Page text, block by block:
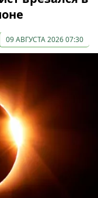
09 АВГУСТА 2026 07:30